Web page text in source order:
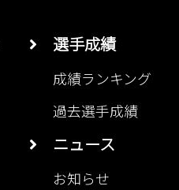
選手成績
成績ランキング
過去選手成績
ニュース
お知らせ